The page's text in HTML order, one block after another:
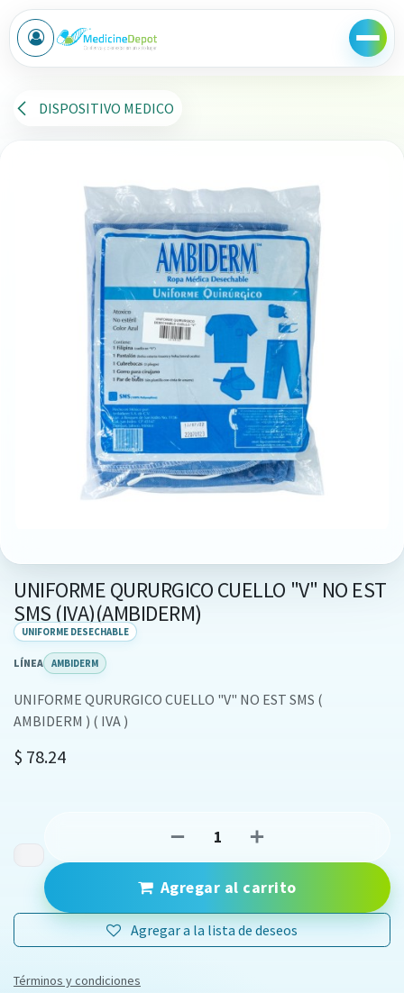
Ir al contenido
DISPOSITIVO MEDICO
UNIFORME QURURGICO CUELLO "V" NO EST
SMS (IVA)(AMBIDERM)
UNIFORME DESECHABLE
LÍNEA AMBIDERM
UNIFORME QURURGICO CUELLO "V" NO EST SMS (
AMBIDERM ) ( IVA )
$ 78.24
Agregar al carrito
Agregar a la lista de deseos
Términos y condiciones